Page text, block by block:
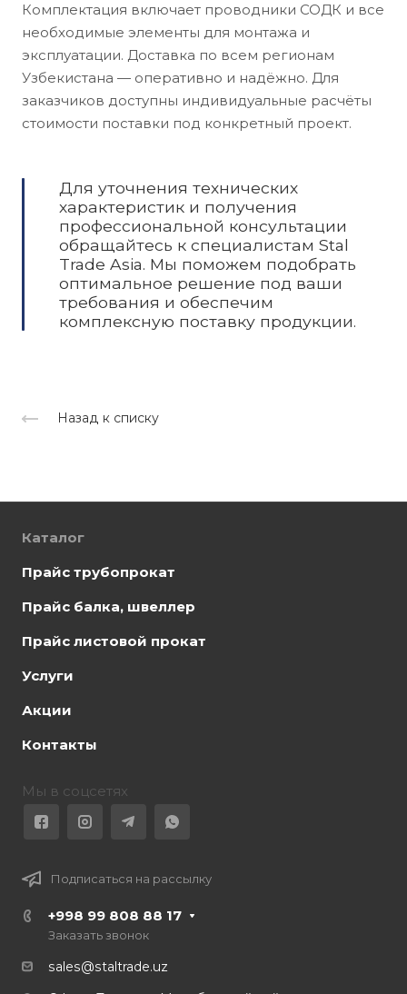
Комплектация включает проводники СОДК и все
необходимые элементы для монтажа и
эксплуатации. Доставка по всем регионам
Узбекистана — оперативно и надёжно. Для
заказчиков доступны индивидуальные расчёты
стоимости поставки под конкретный проект.
Для уточнения технических
характеристик и получения
профессиональной консультации
обращайтесь к специалистам Stal
Trade Asia. Мы поможем подобрать
оптимальное решение под ваши
требования и обеспечим
комплексную поставку продукции.
Назад к списку
Каталог
Прайс трубопрокат
Прайс балка, швеллер
Прайс листовой прокат
Услуги
Акции
Контакты
Мы в соцсетях
Подписаться на рассылку
+998 99 808 88 17
Заказать звонок
sales@staltrade.uz